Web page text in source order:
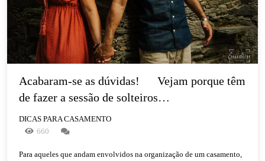
Acabaram-se as dúvidas!      Vejam porque têm
de fazer a sessão de solteiros…
DICAS PARA CASAMENTO
660
Para aqueles que andam envolvidos na organização de um casamento,